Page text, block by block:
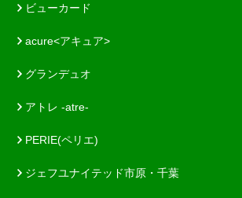
ビューカード
acure<アキュア>
グランデュオ
アトレ -atre-
PERIE(ペリエ)
ジェフユナイテッド市原・千葉